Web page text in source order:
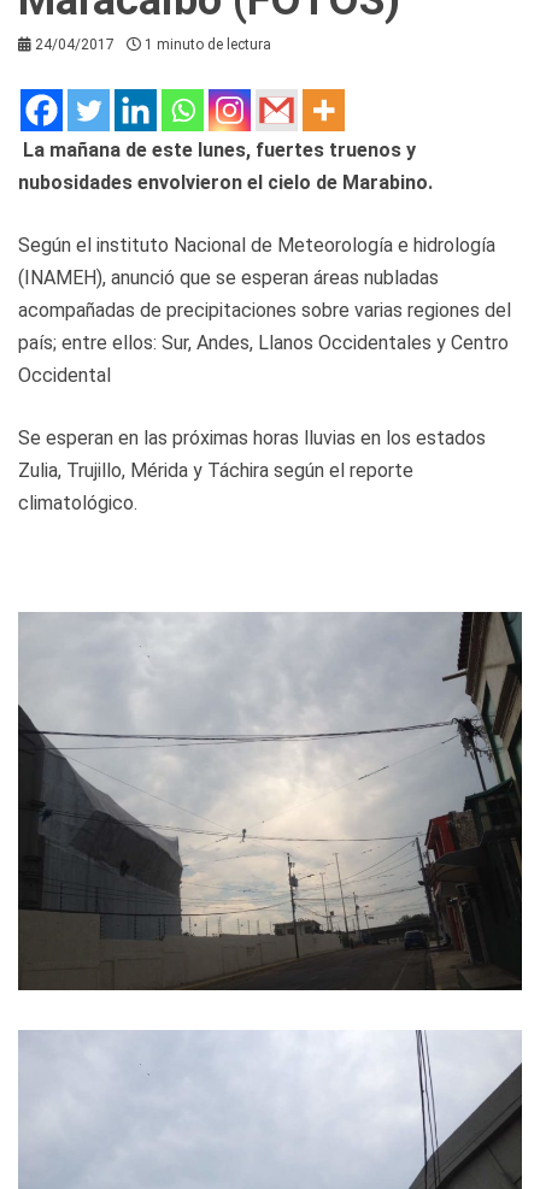
24/04/2017 1 minuto de lectura
La mañana de este lunes, fuertes truenos y
nubosidades envolvieron el cielo de Marabino.
Según el instituto Nacional de Meteorología e hidrología
(INAMEH), anunció que se esperan áreas nubladas
acompañadas de precipitaciones sobre varias regiones del
país; entre ellos: Sur, Andes, Llanos Occidentales y Centro
Occidental
Se esperan en las próximas horas lluvias en los estados
Zulia, Trujillo, Mérida y Táchira según el reporte
climatológico.